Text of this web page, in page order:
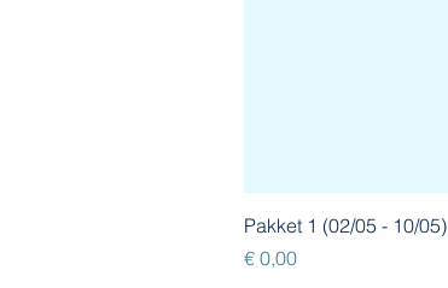
Pakket 1 (02/05 - 10/05)
Prijs
€ 0,00